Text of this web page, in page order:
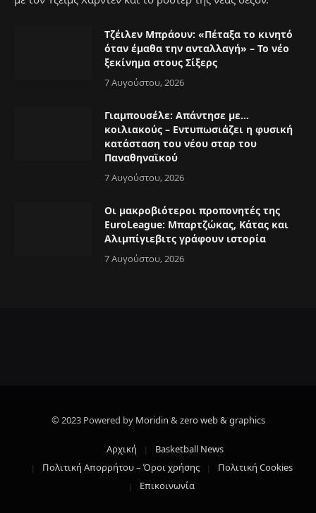
Τζέιλεν Μπράουν: «Πέταξα το κινητό
όταν έμαθα την ανταλλαγή» – Το νέο
ξεκίνημα στους Σίξερς
7 Αυγούστου, 2026
Γιαμπουσέλε: Απάντησε με…
κοιλιακούς – Εντυπωσιάζει η φυσική
κατάσταση του νέου σταρ του
Παναθηναϊκού
7 Αυγούστου, 2026
Οι μακροβιότεροι προπονητές της
EuroLeague: Μπαρτζώκας, Κάτας και
Αλιμπίγιεβιτς γράφουν ιστορία
7 Αυγούστου, 2026
© 2023 Powered by Moridin & zero web & graphics
Αρχική
Basketball News
Πολιτική Απορρήτου – Όροι χρήσης
Πολιτική Cookies
Επικοινωνία